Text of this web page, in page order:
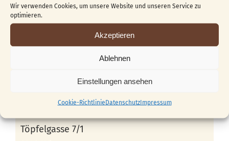
Wir verwenden Cookies, um unsere Website und unseren Service zu
optimieren.
Akzeptieren
Ablehnen
Einstellungen ansehen
Cookie-RichtlinieDatenschutzImpressum
Veranstaltungsort
Töpfelgasse 7/1